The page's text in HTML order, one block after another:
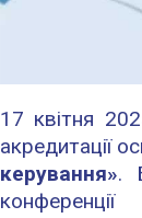
17 квітня
акредитації
керування».